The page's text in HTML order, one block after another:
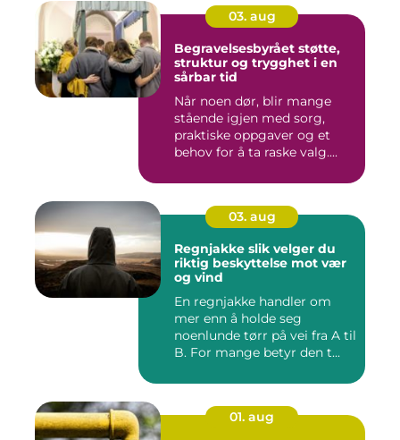
03. aug
Begravelsesbyrået støtte,
struktur og trygghet i en
sårbar tid
Når noen dør, blir mange
stående igjen med sorg,
praktiske oppgaver og et
behov for å ta raske valg....
03. aug
Regnjakke slik velger du
riktig beskyttelse mot vær
og vind
En regnjakke handler om
mer enn å holde seg
noenlunde tørr på vei fra A til
B. For mange betyr den t...
01. aug